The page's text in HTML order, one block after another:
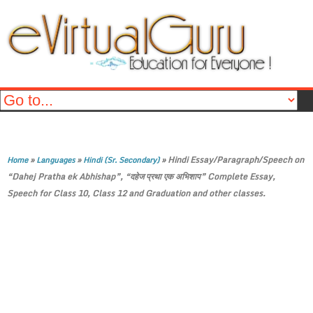
Home»Languages»Hindi (Sr. Secondary)»Hindi Essay/Paragraph/Speech on
“Dahej Pratha ek Abhishap”, “दहेज प्रथा एक अभिशाप” Complete Essay,
Speech for Class 10, Class 12 and Graduation and other classes.